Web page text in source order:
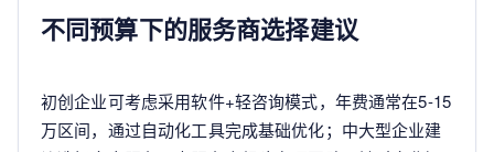
不同预算下的服务商选择建议
初创企业可考虑采用软件+轻咨询模式，年费通常在5-15
万区间，通过自动化工具完成基础优化；中大型企业建